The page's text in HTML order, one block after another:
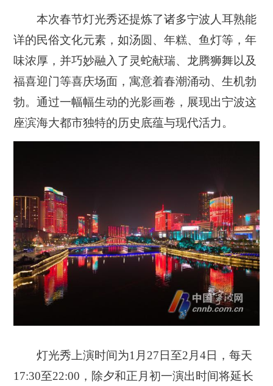
本次春节灯光秀还提炼了诸多宁波人耳熟能
详的民俗文化元素，如汤圆、年糕、鱼灯等，年
味浓厚，并巧妙融入了灵蛇献瑞、龙腾狮舞以及
福喜迎门等喜庆场面，寓意着春潮涌动、生机勃
勃。通过一幅幅生动的光影画卷，展现出宁波这
座滨海大都市独特的历史底蕴与现代活力。
灯光秀上演时间为1月27 日至2月4日 ，每天
17:30至22:00 ，除夕和正月初一演出时间将延长